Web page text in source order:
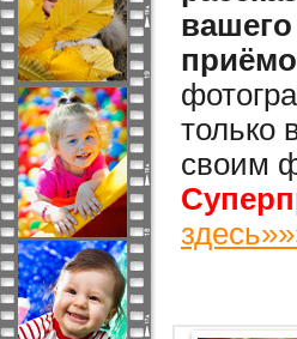
только
своим